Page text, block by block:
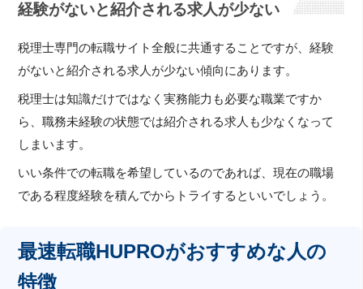
経験がないと紹介される求人が少ない
税理士専門の転職サイト全般に共通することですが、経験
がないと紹介される求人が少ない傾向にあります。
税理士は知識だけではなく実務能力も必要な職業ですか
ら、職務未経験の状態では紹介される求人も少なくなって
しまいます。
いい条件での転職を希望しているのであれば、現在の職場
である程度経験を積んでからトライするといいでしょう。
最速転職HUPROがおすすめな人の
特徴